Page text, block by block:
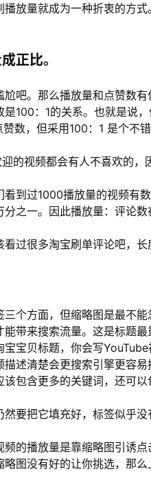
放量就成为一种折衷的方
正比。
吧。那么播放量和点赞数
100：1的关系。也就是说
数，但采用100：1 是个不
的视频都会有人不喜欢的，
到过1000播放量的视频有
分之一。因此播放量：评论
过很多淘宝刷单评论吧，长
个方面，但缩略图是最不能
带来搜索流量。这是标题
宝贝标题，你会写YouTube
述清楚会更搜索引擎更容
包含更多的关键词，还可
要把它填充好，标签似乎
的播放量是靠缩略图引诱
图没有好的让你挑选，那么